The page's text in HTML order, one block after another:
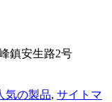
鎮安生路2号
気の製品, サイトマ